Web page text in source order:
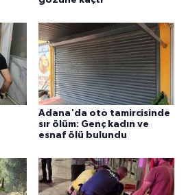
Adana'da oto tamircisinde
sır ölüm: Genç kadın ve
esnaf ölü bulundu